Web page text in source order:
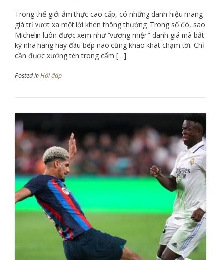
Trong thế giới ẩm thực cao cấp, có những danh hiệu mang
giá trị vượt xa một lời khen thông thường. Trong số đó, sao
Michelin luôn được xem như “vương miện” danh giá mà bất
kỳ nhà hàng hay đầu bếp nào cũng khao khát chạm tới. Chỉ
cần được xướng tên trong cẩm […]
Posted inHỏi đáp